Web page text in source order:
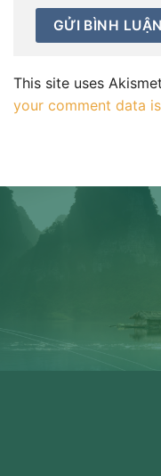
This site uses
your comment data